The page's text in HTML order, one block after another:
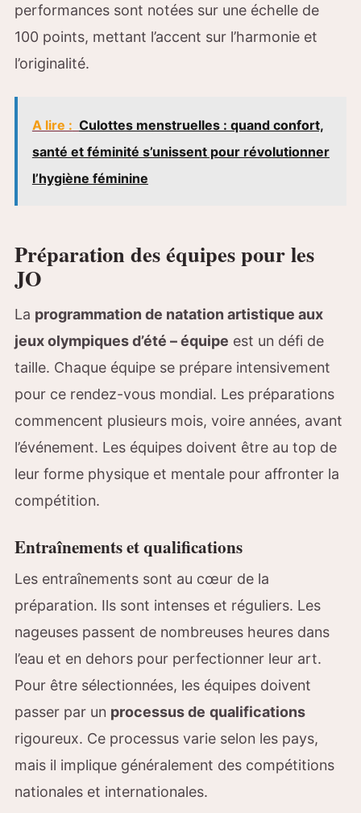
performances sont notées sur une échelle de
100 points, mettant l’accent sur l’harmonie et
l’originalité.
A lire : Culottes menstruelles : quand confort,
santé et féminité s’unissent pour révolutionner
l’hygiène féminine
Préparation des équipes pour les
JO
La programmation de natation artistique aux
jeux olympiques d’été – équipe est un défi de
taille. Chaque équipe se prépare intensivement
pour ce rendez-vous mondial. Les préparations
commencent plusieurs mois, voire années, avant
l’événement. Les équipes doivent être au top de
leur forme physique et mentale pour affronter la
compétition.
Entraînements et qualifications
Les entraînements sont au cœur de la
préparation. Ils sont intenses et réguliers. Les
nageuses passent de nombreuses heures dans
l’eau et en dehors pour perfectionner leur art.
Pour être sélectionnées, les équipes doivent
passer par un processus de qualifications
rigoureux. Ce processus varie selon les pays,
mais il implique généralement des compétitions
nationales et internationales.